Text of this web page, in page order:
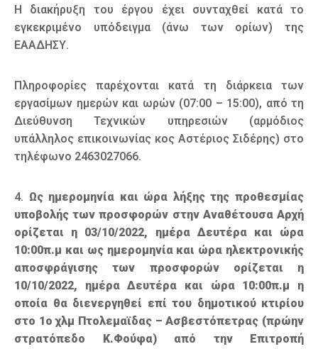
H διακήρυξη του έργου έχει συνταχθεί κατά το
εγκεκριμένο υπόδειγμα (άνω των ορίων) της
ΕΑΑΔΗΣΥ.
Πληροφορίες παρέχονται κατά τη διάρκεια των
εργασίμων ημερών και ωρών (07:00 – 15:00), από τη
Διεύθυνση Τεχνικών υπηρεσιών (αρμόδιος
υπάλληλος επικοινωνίας κος Αστέριος Σιδέρης) στο
τηλέφωνο 2463027066.
4. Ως ημερομηνία και ώρα λήξης της προθεσμίας
υποβολής των προσφορών στην Αναθέτουσα Αρχή
ορίζεται η 03/10/2022, ημέρα Δευτέρα και ώρα
10:00π.μ και ως ημερομηνία και ώρα ηλεκτρονικής
αποσφράγισης των προσφορών ορίζεται η
10/10/2022, ημέρα Δευτέρα και ώρα 10:00π.μ η
οποία θα διενεργηθεί επί του δημοτικού κτιρίου
στο 1ο χλμ Πτολεμαϊδας –Ασβεστόπετρας (πρώην
στρατόπεδο Κ.Φούφα) από την Επιτροπή